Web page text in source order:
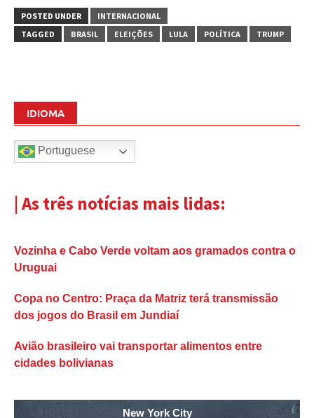
POSTED UNDER
INTERNACIONAL
TAGGED
BRASIL ELEIÇÕES LULA POLÍTICA TRUMP
IDIOMA
Portuguese
| As três notícias mais lidas:
Vozinha e Cabo Verde voltam aos gramados contra o
Uruguai
Copa no Centro: Praça da Matriz terá transmissão
dos jogos do Brasil em Jundiaí
Avião brasileiro vai transportar alimentos entre
cidades bolivianas
New York City